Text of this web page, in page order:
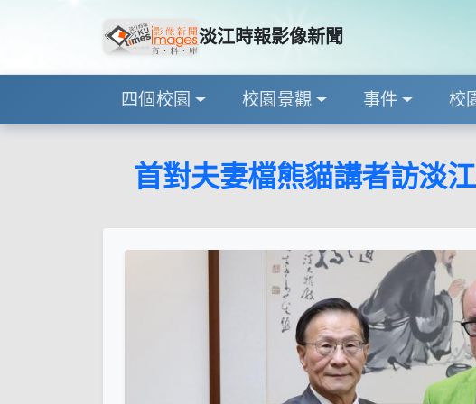
淡江時報影像新聞
四個校園 校園景觀 事件 校
首對夫妻檔熊貓講者訪淡